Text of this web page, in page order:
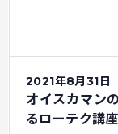
2021年8月31日
オイスカマン
るローテク講